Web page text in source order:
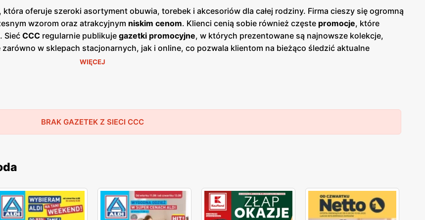
oferuje szeroki asortyment obuwia, torebek i akcesoriów dla całej rodziny. Firma cieszy się ogromną
wzorom oraz atrakcyjnym niskim cenom. Klienci cenią sobie również częste promocje, które
Sieć CCC regularnie publikuje gazetki promocyjne, w których prezentowane są najnowsze kolekcje,
w sklepach stacjonarnych, jak i online, co pozwala klientom na bieżąco śledzić aktualne
co miesiąc, dostarczając świeżych informacji o nowościach i rabatach. Produkty
najbardziej wymagających klientów. Sklepy
obuwniczych i akcesoriów. Firma kładzie duży nacisk na jakość obsługi oraz pomoc w wyborze
na każdym etapie zakupów. Dzięki temu
WIĘCEJ
BRAK GAZETEK Z SIECI CCC